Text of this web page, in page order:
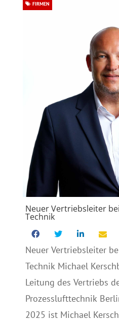
Neuer Vertriebsleiter
Technik
FIRMEN
Neuer Vertriebsleiter
Technik Michael
Leitung des Vertriebs
Prozesslufttechnik
2025 ist Michael